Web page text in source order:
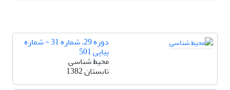
دوره 29، شماره 31 - شماره
پیاپی 501
محیط شناسی
تابستان 1382